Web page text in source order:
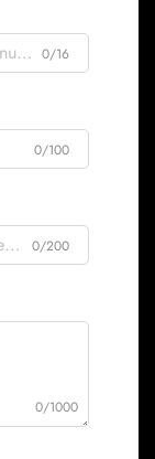
0/16
0/100
0/200
0/1000